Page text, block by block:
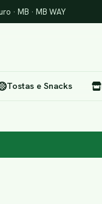
· MB · MB WAY
Tostas e Snacks